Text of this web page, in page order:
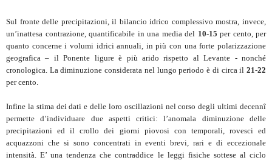
Sul fronte delle precipitazioni, il bilancio idrico complessivo mostra, invece,
un’inattesa contrazione, quantificabile in una media del 10-15 per cento, per
quanto concerne i volumi idrici annuali, in più con una forte polarizzazione
geografica – il Ponente ligure è più arido rispetto al Levante - nonché
cronologica. La diminuzione considerata nel lungo periodo è di circa il 21-22
per cento.
Infine la stima dei dati e delle loro oscillazioni nel corso degli ultimi decennî
permette d’individuare due aspetti critici: l’anomala diminuzione delle
precipitazioni ed il crollo dei giorni piovosi con temporali, rovesci ed
acquazzoni che si sono concentrati in eventi brevi, rari e di eccezionale
intensità. E’ una tendenza che contraddice le leggi fisiche sottese al ciclo